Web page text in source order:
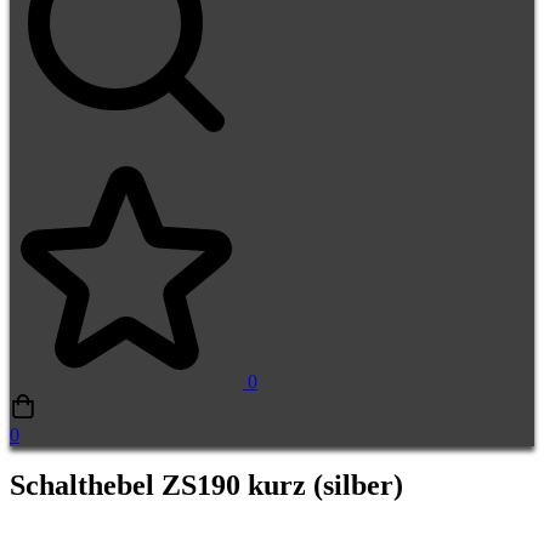
0
0
Schalthebel ZS190 kurz (silber)